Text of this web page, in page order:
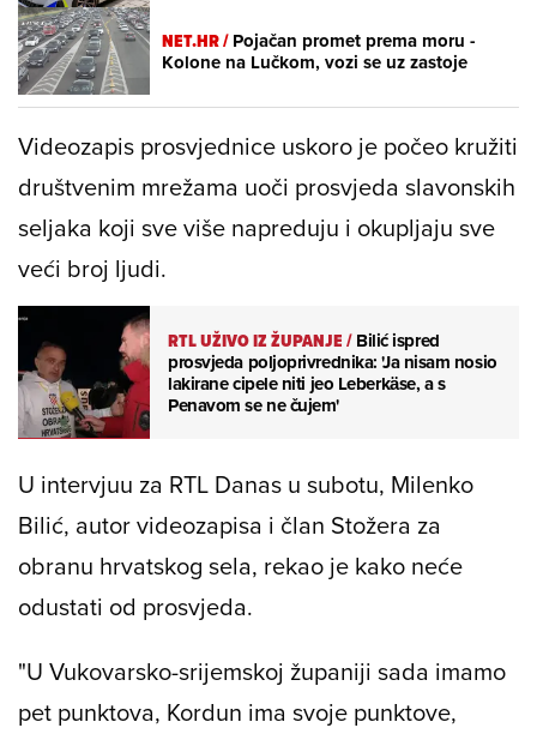
NET.HR /Pojačan promet prema moru -
Kolone na Lučkom, vozi se uz zastoje
Videozapis prosvjednice uskoro je počeo kružiti
društvenim mrežama uoči prosvjeda slavonskih
seljaka koji sve više napreduju i okupljaju sve
veći broj ljudi.
RTL UŽIVO IZ ŽUPANJE/Bilić ispred
prosvjeda poljoprivrednika: 'Ja nisam nosio
lakirane cipele niti jeo Leberkäse, a s
Penavom se ne čujem'
U intervjuu za RTL Danas u subotu, Milenko
Bilić, autor videozapisa i član Stožera za
obranu hrvatskog sela, rekao je kako neće
odustati od prosvjeda.
"U Vukovarsko-srijemskoj županiji sada imamo
pet punktova, Kordun ima svoje punktove,